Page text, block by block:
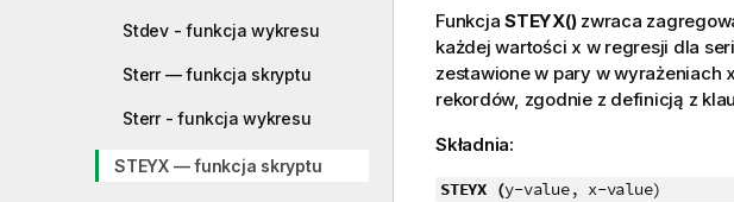
Stdev - funkcja wykresu
Sterr — funkcja skryptu
Sterr - funkcja wykresu
STEYX — funkcja skryptu
Funkcja STEYX()zwraca
każdej wartości x w regresji dla
zestawione w pary w wyrażeniach
rekordów, zgodnie z definicją z
Składnia:
STEYX (y-value, x-value)